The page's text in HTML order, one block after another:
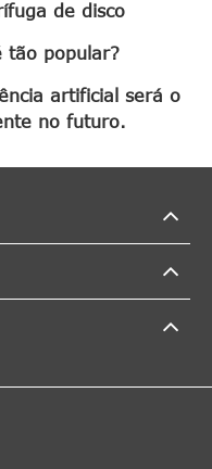
de disco
tão popular?
artificial será o
no futuro.